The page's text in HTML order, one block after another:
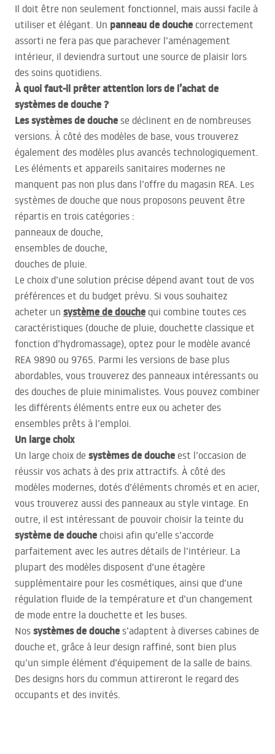
Il doit être non seulement fonctionnel, mais aussi facile à
utiliser et élégant. Un panneau de douche correctement
assorti ne fera pas que parachever l’aménagement
intérieur, il deviendra surtout une source de plaisir lors
des soins quotidiens.
À quoi faut-il prêter attention lors de l’achat de
systèmes de douche ?
Les systèmes de douche se déclinent en de nombreuses
versions. À côté des modèles de base, vous trouverez
également des modèles plus avancés technologiquement.
Les éléments et appareils sanitaires modernes ne
manquent pas non plus dans l’offre du magasin REA. Les
systèmes de douche que nous proposons peuvent être
répartis en trois catégories :
panneaux de douche,
ensembles de douche,
douches de pluie.
Le choix d’une solution précise dépend avant tout de vos
préférences et du budget prévu. Si vous souhaitez
acheter un système de douche qui combine toutes ces
caractéristiques (douche de pluie, douchette classique et
fonction d’hydromassage), optez pour le modèle avancé
REA 9890 ou 9765. Parmi les versions de base plus
abordables, vous trouverez des panneaux intéressants ou
des douches de pluie minimalistes. Vous pouvez combiner
les différents éléments entre eux ou acheter des
ensembles prêts à l’emploi.
Un large choix
Un large choix de systèmes de douche est l’occasion de
réussir vos achats à des prix attractifs. À côté des
modèles modernes, dotés d’éléments chromés et en acier,
vous trouverez aussi des panneaux au style vintage. En
outre, il est intéressant de pouvoir choisir la teinte du
système de douche choisi afin qu’elle s’accorde
parfaitement avec les autres détails de l’intérieur. La
plupart des modèles disposent d’une étagère
supplémentaire pour les cosmétiques, ainsi que d’une
régulation fluide de la température et d’un changement
de mode entre la douchette et les buses.
Nos systèmes de douche s’adaptent à diverses cabines de
douche et, grâce à leur design raffiné, sont bien plus
qu’un simple élément d’équipement de la salle de bains.
Des designs hors du commun attireront le regard des
occupants et des invités.